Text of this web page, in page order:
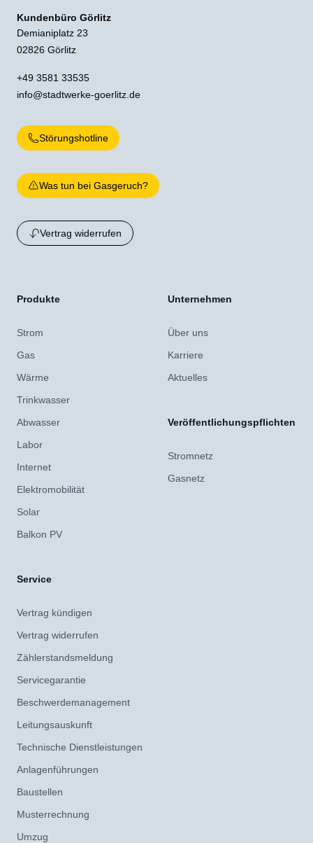
Kundenbüro Görlitz
Demianiplatz 23
02826 Görlitz
+49 3581 33535
info@stadtwerke-goerlitz.de
Störungshotline
Was tun bei Gasgeruch?
Vertrag widerrufen
Produkte
Strom
Gas
Wärme
Trinkwasser
Abwasser
Labor
Internet
Elektromobilität
Solar
Balkon PV
Service
Vertrag kündigen
Vertrag widerrufen
Zählerstandsmeldung
Servicegarantie
Beschwerdemanagement
Leitungsauskunft
Technische Dienstleistungen
Anlagenführungen
Baustellen
Musterrechnung
Umzug
Unternehmen
Über uns
Karriere
Aktuelles
Veröffentlichungspflichten
Stromnetz
Gasnetz